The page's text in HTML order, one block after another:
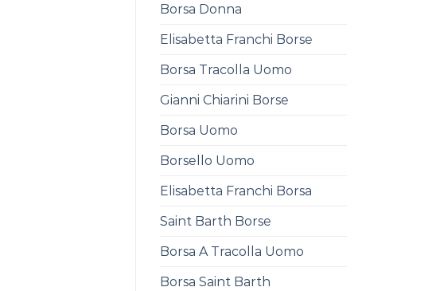
Borsa Donna
Elisabetta Franchi Borse
Borsa Tracolla Uomo
Gianni Chiarini Borse
Borsa Uomo
Borsello Uomo
Elisabetta Franchi Borsa
Saint Barth Borse
Borsa A Tracolla Uomo
Borsa Saint Barth